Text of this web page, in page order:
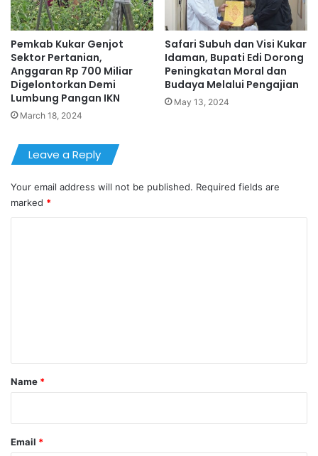
Pemkab Kukar Genjot
Sektor Pertanian,
Anggaran Rp 700 Miliar
Digelontorkan Demi
Lumbung Pangan IKN
March 18, 2024
Safari Subuh dan Visi Kukar
Idaman, Bupati Edi Dorong
Peningkatan Moral dan
Budaya Melalui Pengajian
May 13, 2024
Leave a Reply
Your email address will not be published. Required fields are
marked *
*
Name *
Email *